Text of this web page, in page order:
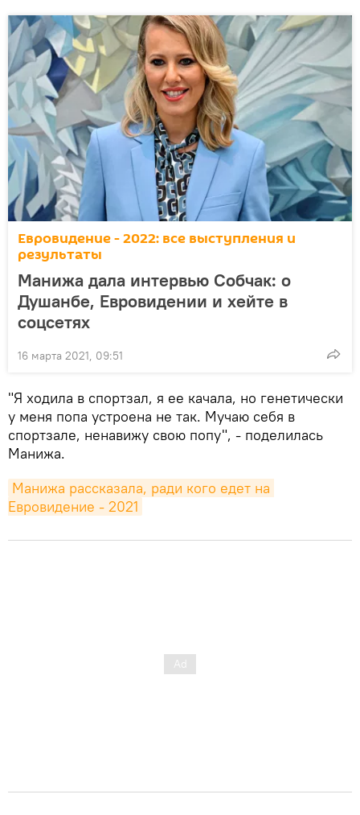
Евровидение - 2022: все выступления и
результаты
Манижа дала интервью Собчак: о
Душанбе, Евровидении и хейте в
соцсетях
16 марта 2021, 09:51
"Я ходила в спортзал, я ее качала, но генетически
у меня попа устроена не так. Мучаю себя в
спортзале, ненавижу свою попу", - поделилась
Манижа.
Манижа рассказала, ради кого едет на
Евровидение - 2021